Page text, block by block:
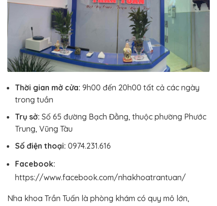
Thời gian mở cửa: 9h00 đến 20h00 tất cả các ngày
trong tuần
Trụ sở: Số 65 đường Bạch Đằng, thuộc phường Phước
Trung, Vũng Tàu
Số điện thoại: 0974.231.616
Facebook:
https://www.facebook.com/nhakhoatrantuan/
Nha khoa Trần Tuấn là phòng khám có quy mô lớn,